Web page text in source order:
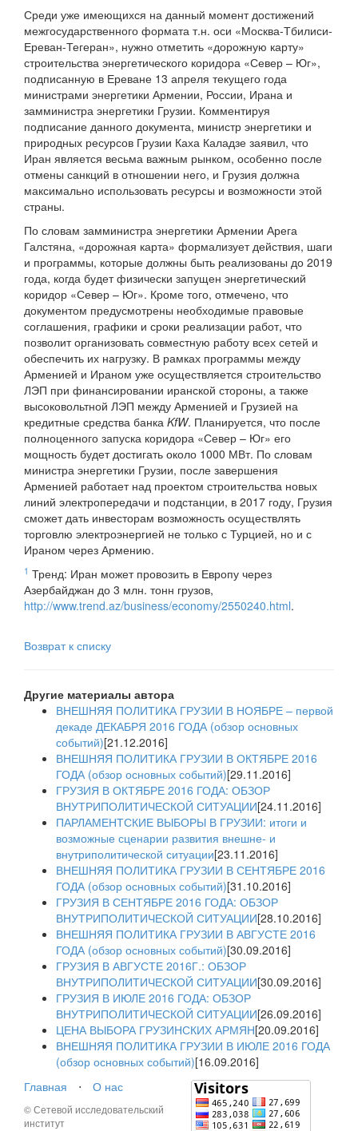
Среди уже имеющихся на данный момент достижений
межгосударственного формата т.н. оси «Москва-Тбилиси-
Ереван-Тегеран», нужно отметить «дорожную карту»
строительства энергетического коридора «Север – Юг»,
подписанную в Ереване 13 апреля текущего года
министрами энергетики Армении, России, Ирана и
замминистра энергетики Грузии. Комментируя
подписание данного документа, министр энергетики и
природных ресурсов Грузии Каха Каладзе заявил, что
Иран является весьма важным рынком, особенно после
отмены санкций в отношении него, и Грузия должна
максимально использовать ресурсы и возможности этой
страны.
По словам замминистра энергетики Армении Арега
Галстяна, «дорожная карта» формализует действия, шаги
и программы, которые должны быть реализованы до 2019
года, когда будет физически запущен энергетический
коридор «Север – Юг». Кроме того, отмечено, что
документом предусмотрены необходимые правовые
соглашения, графики и сроки реализации работ, что
позволит организовать совместную работу всех сетей и
обеспечить их нагрузку. В рамках программы между
Арменией и Ираном уже осуществляется строительство
ЛЭП при финансировании иранской стороны, а также
высоковольтной ЛЭП между Арменией и Грузией на
кредитные средства банка KfW. Планируется, что после
полноценного запуска коридора «Север – Юг» его
мощность будет достигать около 1000 МВт. По словам
министра энергетики Грузии, после завершения
Арменией работает над проектом строительства новых
линий электропередачи и подстанции, в 2017 году, Грузия
сможет дать инвесторам возможность осуществлять
торговлю электроэнергией не только с Турцией, но и с
Ираном через Армению.
1 Тренд: Иран может провозить в Европу через
Азербайджан до 3 млн. тонн грузов,
http://www.trend.az/business/economy/2550240.html.
Возврат к списку
Другие материалы автора
ВНЕШНЯЯ ПОЛИТИКА ГРУЗИИ В НОЯБРЕ – первой
декаде ДЕКАБРЯ 2016 ГОДА (обзор основных
событий)[21.12.2016]
ВНЕШНЯЯ ПОЛИТИКА ГРУЗИИ В ОКТЯБРЕ 2016
ГОДА (обзор основных событий)[29.11.2016]
ГРУЗИЯ В ОКТЯБРЕ 2016 ГОДА: ОБЗОР
ВНУТРИПОЛИТИЧЕСКОЙ СИТУАЦИИ[24.11.2016]
ПАРЛАМЕНТСКИЕ ВЫБОРЫ В ГРУЗИИ: итоги и
возможные сценарии развития внешне- и
внутриполитической ситуации[23.11.2016]
ВНЕШНЯЯ ПОЛИТИКА ГРУЗИИ В СЕНТЯБРЕ 2016
ГОДА (обзор основных событий)[31.10.2016]
ГРУЗИЯ В СЕНТЯБРЕ 2016 ГОДА: ОБЗОР
ВНУТРИПОЛИТИЧЕСКОЙ СИТУАЦИИ[28.10.2016]
ВНЕШНЯЯ ПОЛИТИКА ГРУЗИИ В АВГУСТЕ 2016
ГОДА (обзор основных событий)[30.09.2016]
ГРУЗИЯ В АВГУСТЕ 2016Г.: ОБЗОР
ВНУТРИПОЛИТИЧЕСКОЙ СИТУАЦИИ[30.09.2016]
ГРУЗИЯ В ИЮЛЕ 2016 ГОДА: ОБЗОР
ВНУТРИПОЛИТИЧЕСКОЙ СИТУАЦИИ[26.09.2016]
ЦЕНА ВЫБОРА ГРУЗИНСКИХ АРМЯН[20.09.2016]
ВНЕШНЯЯ ПОЛИТИКА ГРУЗИИ В ИЮЛЕ 2016 ГОДА
(обзор основных событий)[16.09.2016]
Главная
⋅ О нас
© Сетевой исследовательский
институт